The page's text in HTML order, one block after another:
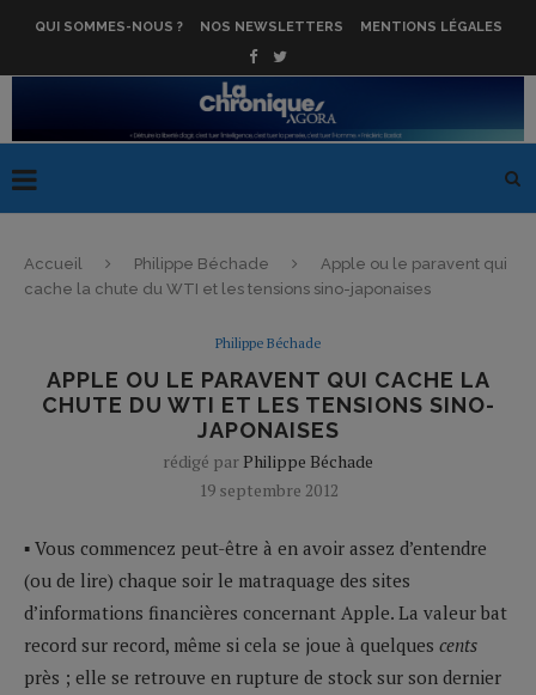
QUI SOMMES-NOUS ? NOS NEWSLETTERS MENTIONS LÉGALES
Accueil Philippe Béchade
Apple ou le paravent qui
cache la chute du WTI et les tensions sino-japonaises
Philippe Béchade
APPLE OU LE PARAVENT QUI CACHE LA
CHUTE DU WTI ET LES TENSIONS SINO-
JAPONAISES
rédigé par Philippe Béchade
19 septembre 2012
▪ Vous commencez peut-être à en avoir assez d’entendre
(ou de lire) chaque soir le matraquage des sites
d’informations financières concernant Apple. La valeur bat
record sur record, même si cela se joue à quelques cents
près ; elle se retrouve en rupture de stock sur son dernier